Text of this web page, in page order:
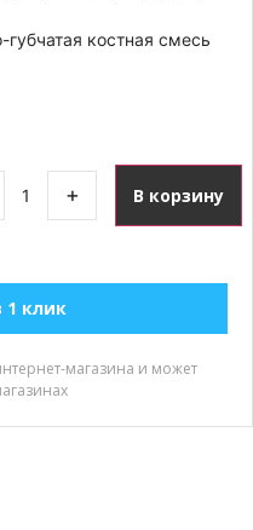
губчатая костная смесь
+ В корзину
1 клик
магазина и может